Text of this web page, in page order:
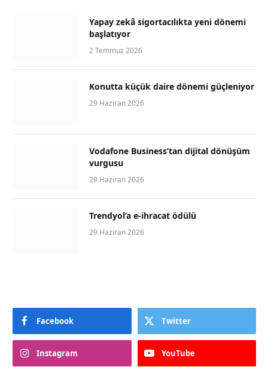
Yapay zekâ sigortacılıkta yeni dönemi
başlatıyor
2 Temmuz 2026
Konutta küçük daire dönemi güçleniyor
29 Haziran 2026
Vodafone Business’tan dijital dönüşüm
vurgusu
29 Haziran 2026
Trendyol’a e-ihracat ödülü
29 Haziran 2026
Facebook Twitter
Instagram YouTube